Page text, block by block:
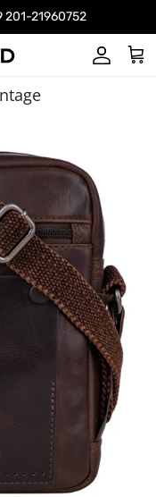
201-21960752
Konto